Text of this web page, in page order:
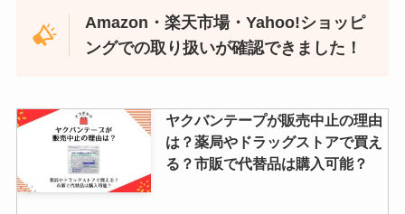
Amazon・楽天市場・Yahoo!ショッピ
ングでの取り扱いが確認できました！
ヤクバンテープが販売中止の理由
は？薬局やドラッグストアで買え
る？市販で代替品は購入可能？